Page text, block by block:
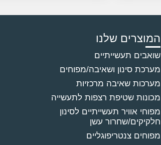
המוצרים שלנו
שואבים תעשייתיים
מערכת סינון ושאיבה/מפוחים
מערכות שאיבה מרכזיות
מכונות שטיפת רצפות לתעשייה
מפוחי אוויר תעשייתיים לסינון
חלקיקים/שחרור עשן
מפוחים צנטריפוגליים